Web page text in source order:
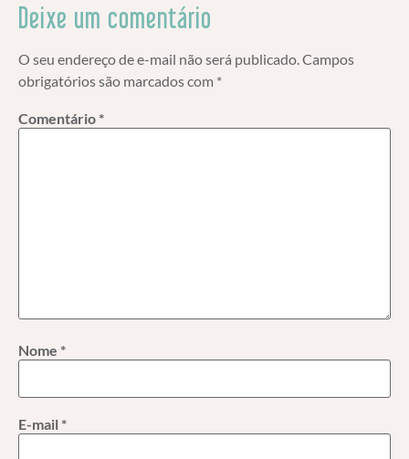
Deixe um comentário
O seu endereço de e-mail não será publicado.Campos
obrigatórios são marcados com *
Comentário*
Nome *
E-mail*